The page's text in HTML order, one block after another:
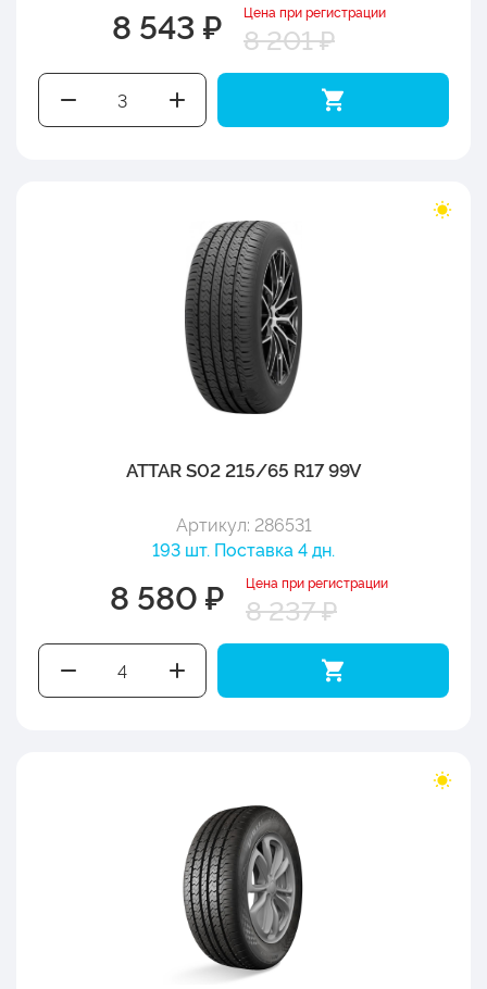
8 543 ₽ Цена при регистрации
8 201 ₽
ATTAR S02 215/65 R17 99V
Артикул: 286531
193 шт. Поставка 4 дн.
8 580 ₽ Цена при регистрации
8 237 ₽